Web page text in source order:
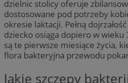
dzielnic stolicy oferuje
dostosowane pod potrzeby
okresie laktacji. Pełną
dziecko osiąga dopiero w wieku
są te pierwsze miesiące życia,
flora bakteryjna przewodu
Jakie szczepy